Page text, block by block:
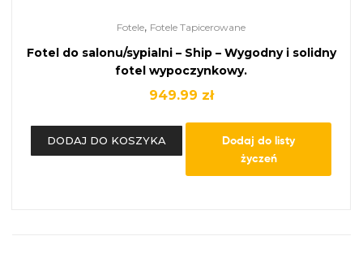
Fotele, Fotele Tapicerowane
Fotel do salonu/sypialni – Ship – Wygodny i solidny
fotel wypoczynkowy.
949.99 zł
DODAJ DO KOSZYKA
Dodaj do listy
życzeń